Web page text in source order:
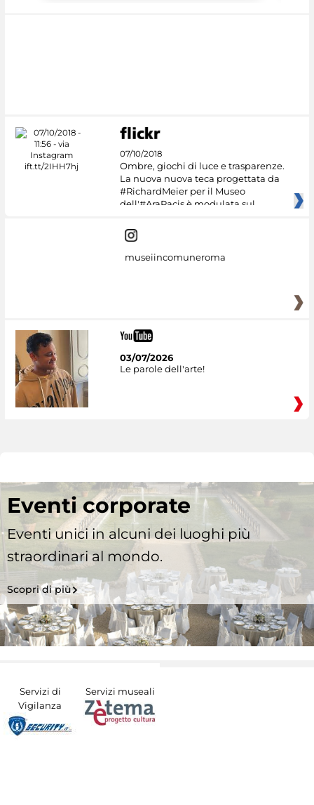
07/10/2018
Ombre, giochi di luce e trasparenze.
La nuova nuova teca progettata da
#RichardMeier per il Museo
dell'#AraPacis è modulata sul
museiincomuneroma
03/07/2026
Le parole dell'arte!
Eventi corporate
Eventi unici in alcuni dei luoghi più
straordinari al mondo.
Scopri di più
Servizi di
Vigilanza
Servizi museali